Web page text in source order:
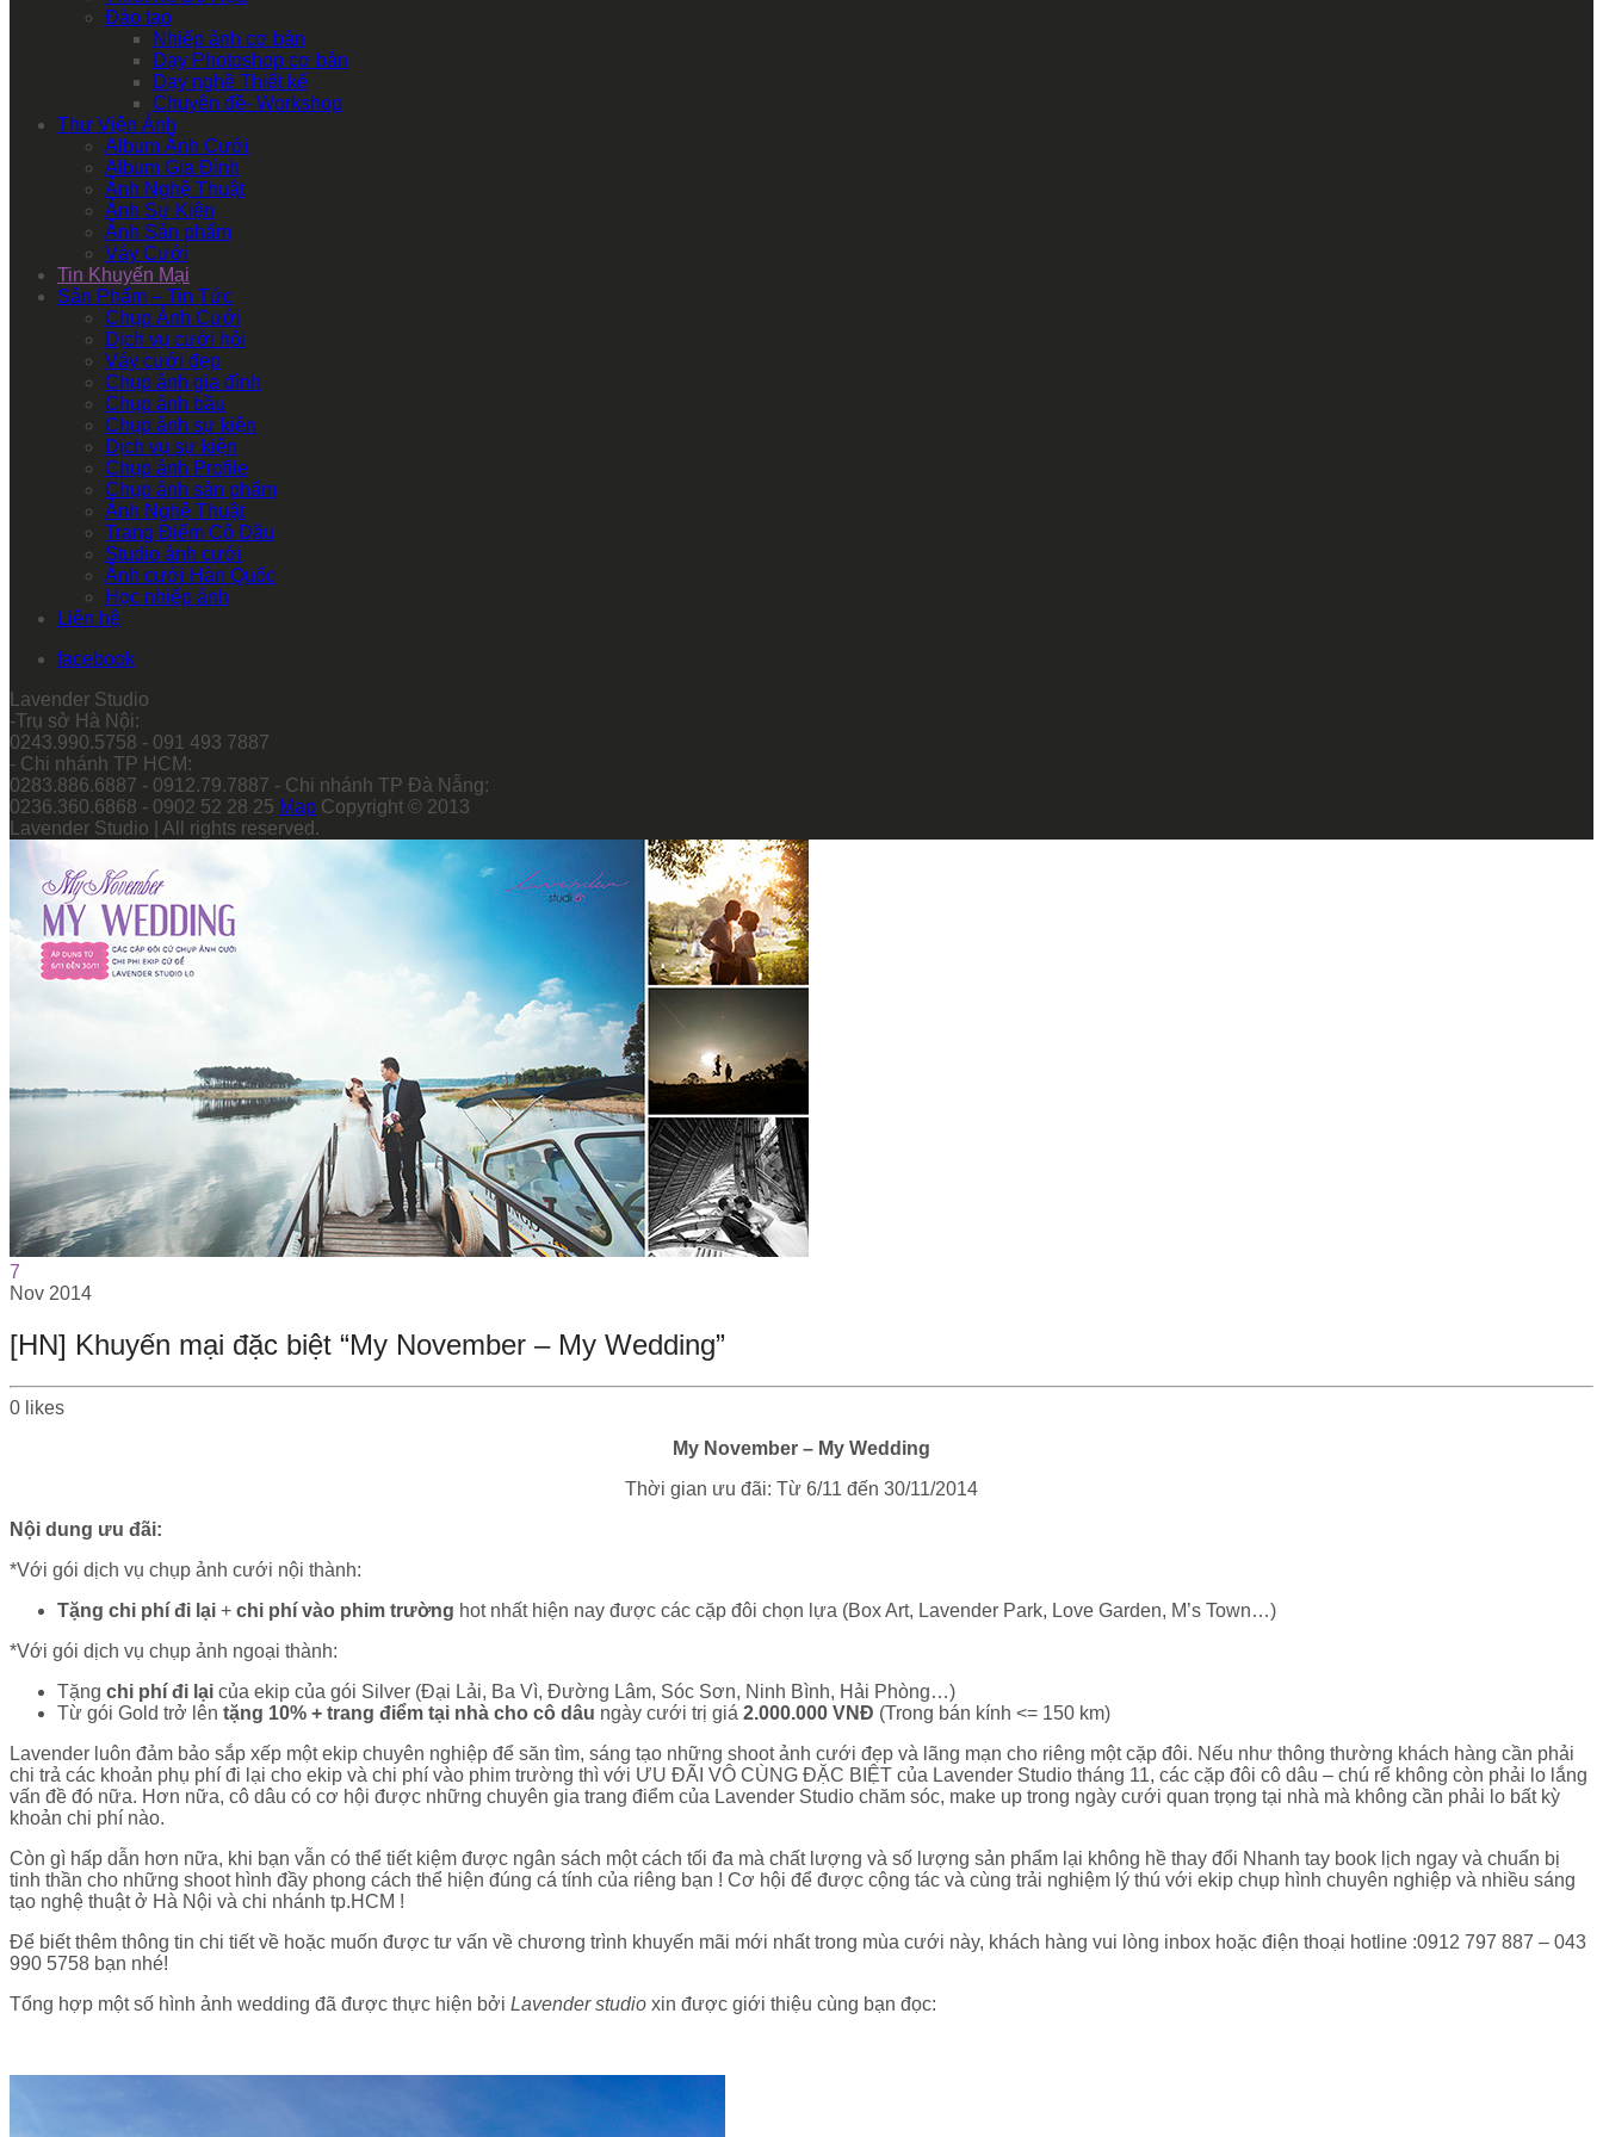
Đào tạo
Nhiếp ảnh cơ bản
Dạy Photoshop cơ bản
Dạy nghề Thiết kế
Chuyên đề- Workshop
Thư Viện Ảnh
Album Ảnh Cưới
Album Gia Đình
Ảnh Nghệ Thuật
Ảnh Sự Kiện
Ảnh Sản phẩm
Váy Cưới
Tin Khuyến Mại
Sản Phẩm – Tin Tức
Chụp Ảnh Cưới
Dịch vụ cưới hỏi
Váy cưới đẹp
Chụp ảnh gia đình
Chụp ảnh bầu
Chụp ảnh sự kiện
Dịch vụ sự kiện
Chụp ảnh Profile
Chụp ảnh sản phẩm
Ảnh Nghệ Thuật
Trang Điểm Cô Dâu
Studio ảnh cưới
Ảnh cưới Hàn Quốc
Học nhiếp ảnh
Liên hệ
facebook
Lavender Studio
-Trụ sở Hà Nội:
0243.990.5758 - 091 493 7887
- Chi nhánh TP HCM:
0283.886.6887 - 0912.79.7887 - Chi nhánh TP Đà Nẵng:
0236.360.6868 - 0902 52 28 25 Map Copyright © 2013
Lavender Studio | All rights reserved.
7
Nov 2014
[HN] Khuyến mại đặc biệt “My November – My Wedding”
0 likes
My November – My Wedding
Thời gian ưu đãi: Từ 6/11 đến 30/11/2014
Nội dung ưu đãi:
*Với gói dịch vụ chụp ảnh cưới nội thành:
Tặng chi phí đi lại + chi phí vào phim trường hot nhất hiện nay được các cặp đôi chọn lựa (Box Art, Lavender Park, Love Garden, M’s Town…)
*Với gói dịch vụ chụp ảnh ngoại thành:
Tặng chi phí đi lại của ekip của gói Silver (Đại Lải, Ba Vì, Đường Lâm, Sóc Sơn, Ninh Bình, Hải Phòng…)
Từ gói Gold trở lên tặng 10% + trang điểm tại nhà cho cô dâu ngày cưới trị giá 2.000.000 VNĐ (Trong bán kính <= 150 km)
Lavender luôn đảm bảo sắp xếp một ekip chuyên nghiệp để săn tìm, sáng tạo những shoot ảnh cưới đẹp và lãng mạn cho riêng một cặp đôi. Nếu như thông thường khách hàng cần phải
chi trả các khoản phụ phí đi lại cho ekip và chi phí vào phim trường thì với ƯU ĐÃI VÔ CÙNG ĐẶC BIỆT của Lavender Studio tháng 11, các cặp đôi cô dâu – chú rể không còn phải lo lắng
vấn đề đó nữa. Hơn nữa, cô dâu có cơ hội được những chuyên gia trang điểm của Lavender Studio chăm sóc, make up trong ngày cưới quan trọng tại nhà mà không cần phải lo bất kỳ
khoản chi phí nào.
Còn gì hấp dẫn hơn nữa, khi bạn vẫn có thể tiết kiệm được ngân sách một cách tối đa mà chất lượng và số lượng sản phẩm lại không hề thay đổi Nhanh tay book lịch ngay và chuẩn bị
tinh thần cho những shoot hình đầy phong cách thể hiện đúng cá tính của riêng bạn ! Cơ hội để được cộng tác và cùng trải nghiệm lý thú với ekip chụp hình chuyên nghiệp và nhiều sáng
tạo nghệ thuật ở Hà Nội và chi nhánh tp.HCM !
Để biết thêm thông tin chi tiết về hoặc muốn được tư vấn về chương trình khuyến mãi mới nhất trong mùa cưới này, khách hàng vui lòng inbox hoặc điện thoại hotline :0912 797 887 – 043
990 5758 bạn nhé!
Tổng hợp một số hình ảnh wedding đã được thực hiện bởi Lavender studio xin được giới thiệu cùng bạn đọc: